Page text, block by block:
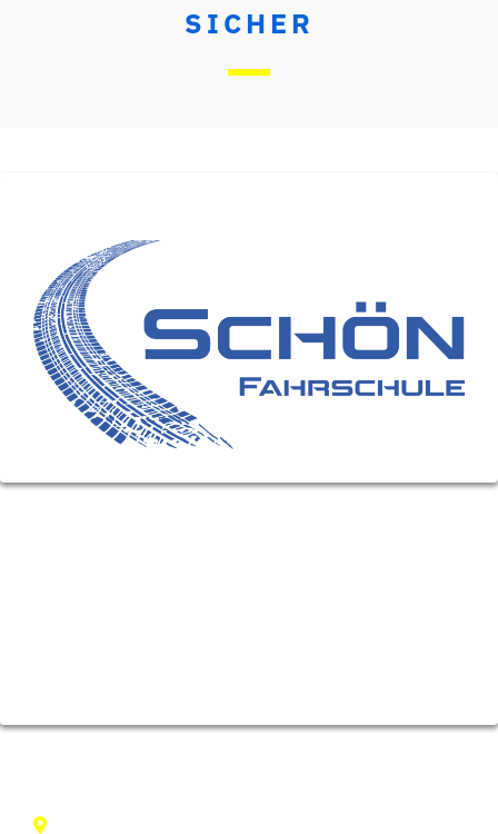
SICHER